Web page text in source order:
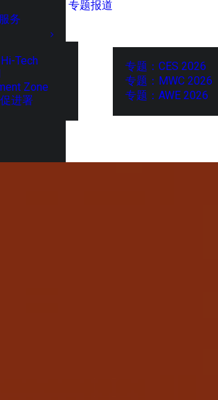
务
Tech
Zone
进署
专题报道
专题：CES 2026
专题：MWC 2026
专题：AWE 2026